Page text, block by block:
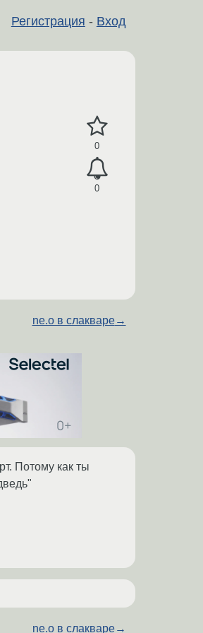
Регистрация - Вход
0
0
ne.o в слакваре→
Потому как ты
ne.o в слакваре→